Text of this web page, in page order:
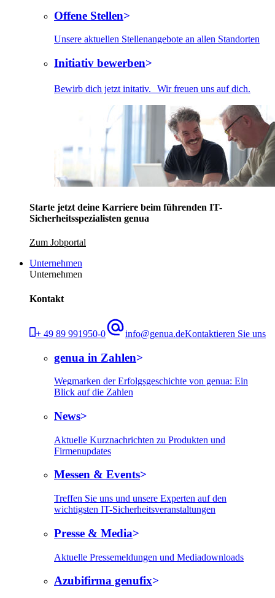
Offene Stellen
Unsere aktuellen Stellenangebote an allen Standorten
Initiativ bewerben
Bewirb dich jetzt initativ. Wir freuen uns auf dich.
Starte jetzt deine Karriere beim führenden IT-
Sicherheitsspezialisten genua
Zum Jobportal
Unternehmen
Unternehmen
Kontakt
+ 49 89 991950-0 info@genua.deKontaktieren Sie uns
genua in Zahlen
Wegmarken der Erfolgsgeschichte von genua: Ein
Blick auf die Zahlen
News
Aktuelle Kurznachrichten zu Produkten und
Firmenupdates
Messen & Events
Treffen Sie uns und unsere Experten auf den
wichtigsten IT-Sicherheitsveranstaltungen
Presse & Media
Aktuelle Pressemeldungen und Mediadownloads
Azubifirma genufix